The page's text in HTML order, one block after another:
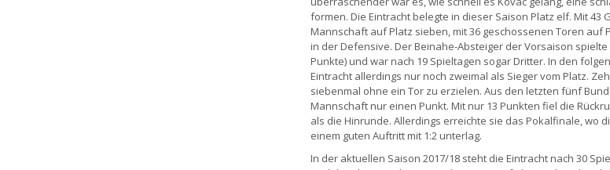
formen. Die Eintracht belegte in dieser Saison Platz elf. Mit 43
Mannschaft auf Platz sieben, mit 36 geschossenen Toren auf
in der Defensive. Der Beinahe-Absteiger der Vorsaison
Punkte) und war nach 19 Spieltagen sogar Dritter. In den
Eintracht allerdings nur noch zweimal als Sieger vom Platz.
siebenmal ohne ein Tor zu erzielen. Aus den letzten fünf
Mannschaft nur einen Punkt. Mit nur 13 Punkten fiel die
als die Hinrunde. Allerdings erreichte sie das Pokalfinale, wo
einem guten Auftritt mit 1:2 unterlag.
In der aktuellen Saison 2017/18 steht die Eintracht nach 30